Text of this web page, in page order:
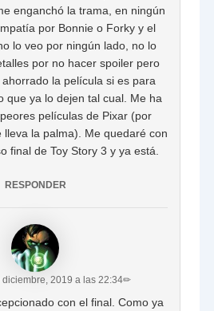
enganchó la trama, en ningún
por Bonnie o Forky y el
lo veo por ningún lado, no lo
por no hacer spoiler pero
la película si es para
que ya lo dejen tal cual. Me ha
películas de Pixar (por
lleva la palma). Me quedaré con
final de Toy Story 3 y ya está.
RESPONDER
diciembre, 2019 a las 22:34✏
con el final. Como ya